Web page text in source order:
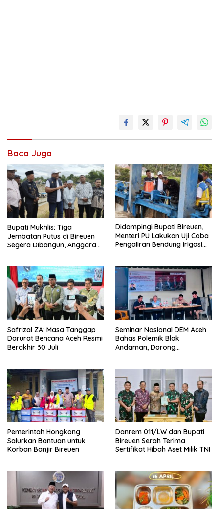
Baca Juga
Bupati Mukhlis: Tiga
Jembatan Putus di Bireuen
Segera Dibangun, Anggaran
Didampingi Bupati Bireuen,
Menteri PU Lakukan Uji Coba
Pengaliran Bendung Irigasi
Safrizal ZA: Masa Tanggap
Darurat Bencana Aceh Resmi
Berakhir 30 Juli
Seminar Nasional DEM Aceh
Bahas Polemik Blok
Andaman, Dorong
Pemerintah Hongkong
Salurkan Bantuan untuk
Korban Banjir Bireuen
Danrem 011/LW dan Bupati
Bireuen Serah Terima
Sertifikat Hibah Aset Milik TNI